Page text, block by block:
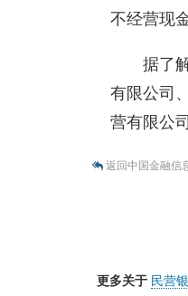
不经营现
据了
有限公司
营有限公
返回中国金融信
更多关于 民营